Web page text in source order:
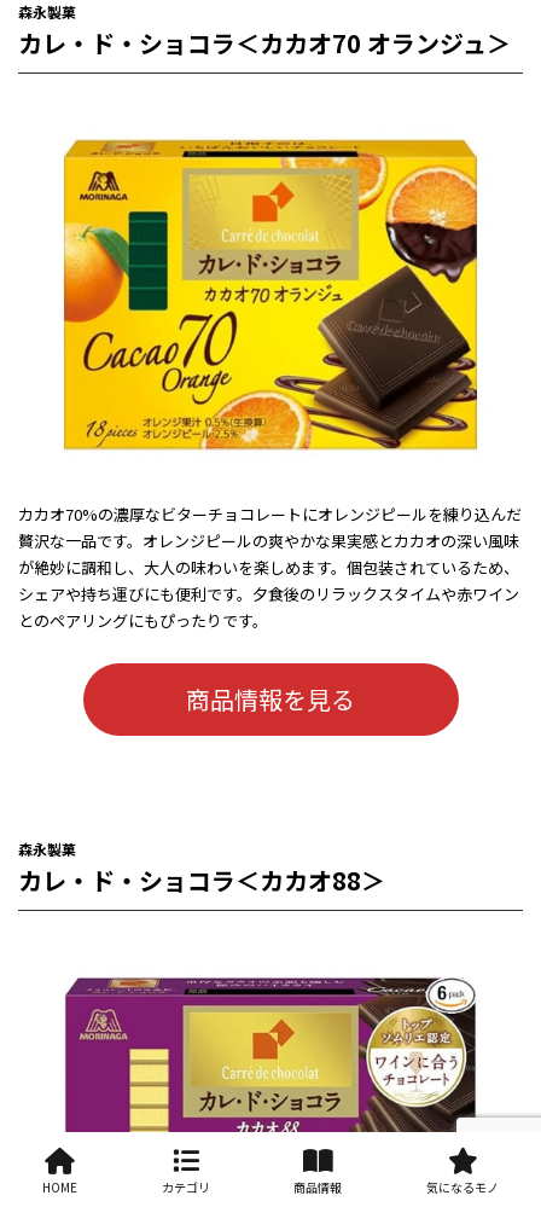
森永製菓
カレ・ド・ショコラ＜カカオ70 オランジュ＞
カカオ70%の濃厚なビターチョコレートにオレンジピールを練り込んだ
贅沢な一品です。オレンジピールの爽やかな果実感とカカオの深い風味
が絶妙に調和し、大人の味わいを楽しめます。個包装されているため、
シェアや持ち運びにも便利です。夕食後のリラックスタイムや赤ワイン
とのペアリングにもぴったりです。
商品情報を見る
森永製菓
カレ・ド・ショコラ＜カカオ88＞
HOME カテゴリ 商品情報 気になるモノ